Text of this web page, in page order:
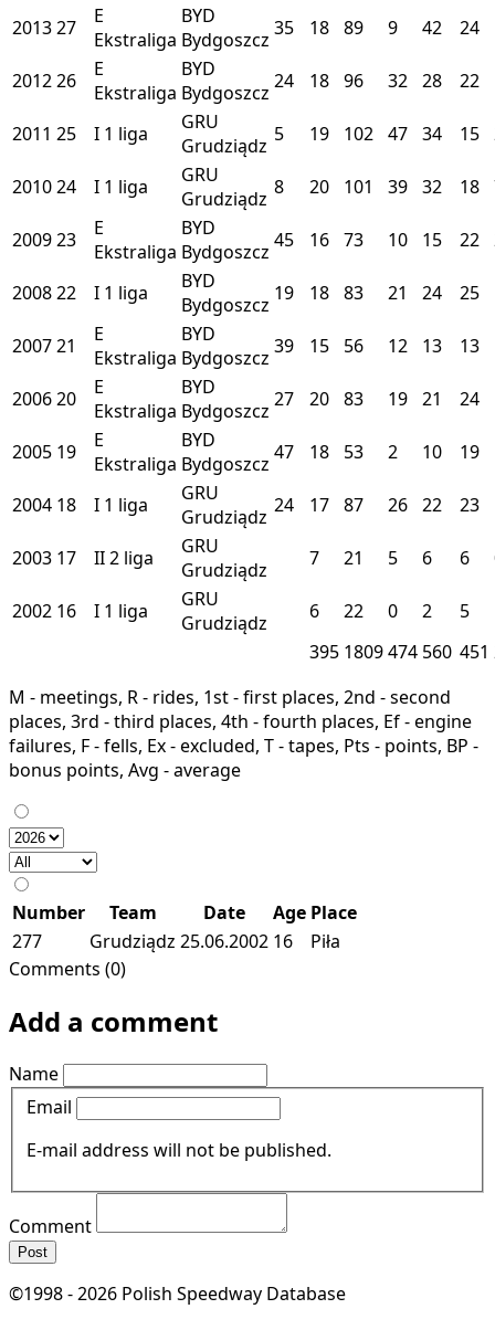
201327
E
Ekstraliga
BYD
Bydgoszcz 35 18 89 9 42 24
201226
E
Ekstraliga
BYD
Bydgoszcz 24 18 96 32 28 22
2011 25 I 1 liga
GRU
Grudziądz 5 19 102 47 34 15
201024 I 1 liga
GRU
Grudziądz 8 20 101 39 32 18
200923
E
Ekstraliga
BYD
Bydgoszcz 45 16 73 10 15 22
200822 I 1 liga
BYD
Bydgoszcz 19 18 83 21 24 25
200721
E
Ekstraliga
BYD
Bydgoszcz 39 15 56 12 13 13
200620
E
Ekstraliga
BYD
Bydgoszcz 27 20 83 19 21 24
2005 19
E
Ekstraliga
BYD
Bydgoszcz 47 18 53 2 10 19
2004 18 I 1 liga
GRU
Grudziądz 24 17 87 26 22 23
2003 17 II2 liga
GRU
Grudziądz
7 21 5 6 6
2002 16 I 1 liga
GRU
Grudziądz
6 22 0 2 5
395 1809474 560 451
M - meetings, R - rides, 1st - first places, 2nd - second
places, 3rd - third places, 4th - fourth places, Ef - engine
failures, F - fells, Ex - excluded, T - tapes, Pts - points, BP -
bonus points, Avg - average
Number Team Date Age Place
277
Grudziądz 25.06.2002 16
Piła
Comments (0)
Add a comment
Name
Email
E-mail address will not be published.
Comment
Post
©1998 - 2026 Polish Speedway Database